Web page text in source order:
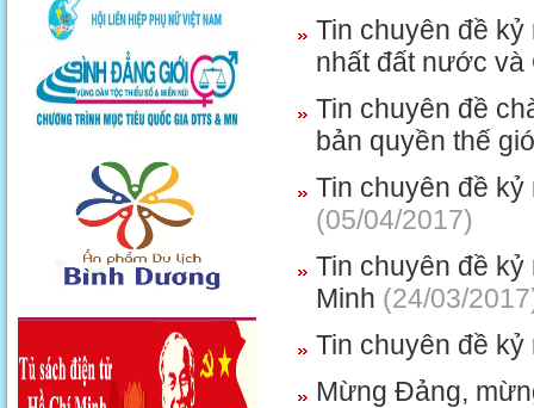
Tin chuyên đề kỷ
nhất đất nước và
Tin chuyên đề
bản quyền thế
Tin chuyên đề
(05/04/2017)
Tin chuyên đề
Minh (24/03/
Tin chuyên đề
Mừng Đảng,